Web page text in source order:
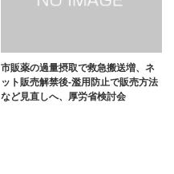
市販薬の過量摂取で救急搬送増、ネ
ット販売解禁後-濫用防止で販売方法
など見直しへ、厚労省検討会